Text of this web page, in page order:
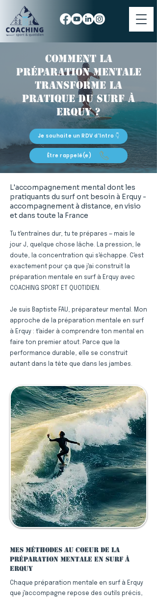
Comment la
préparation mentale
transforme la
pratique du surf à
Erquy ?
Je souhaite un RDV d'Intro 👇
Être rappelé(e)
L'accompagnement mental dont les
pratiquants du surf ont besoin à Erquy -
accompagnement à distance, en visio
et dans toute la France
Tu t'entraînes dur, tu te prépares — mais le
jour J, quelque chose lâche. La pression, le
doute, la concentration qui s'échappe. C'est
exactement pour ça que j'ai construit la
préparation mentale en surf à Erquy avec
COACHING SPORT ET QUOTIDIEN.
Je suis Baptiste FAU, préparateur mental. Mon
approche de la préparation mentale en surf
à Erquy : t'aider à comprendre ton mental en
faire ton premier atout. Parce que la
performance durable, elle se construit
autant dans la tête que dans les jambes.
Mes méthodes au coeur de la
préparation mentale en surf à
Erquy
Chaque préparation mentale en surf à Erquy
que j'accompagne repose des outils précis,